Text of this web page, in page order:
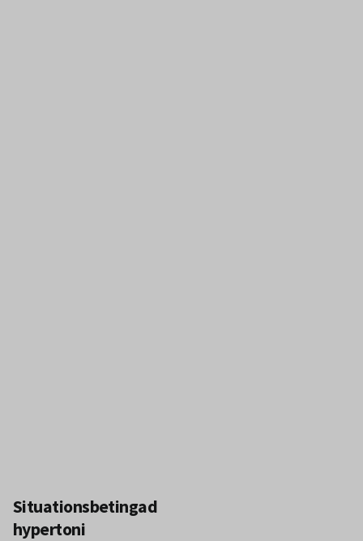
Situationsbetingad
hypertoni